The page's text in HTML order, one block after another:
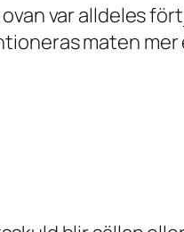
var alldeles
maten